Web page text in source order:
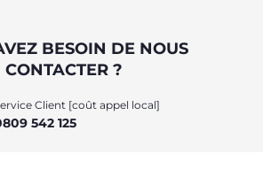
BESOIN DE NOUS
CONTACTER ?
Client [coût appel local]
542 125